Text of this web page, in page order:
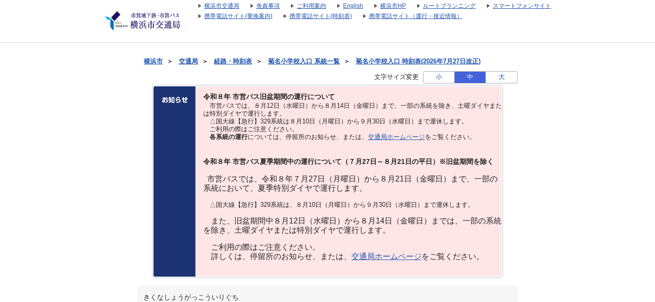
横浜市交通局 免責事項 ご利用案内 English 横浜市HP ルートプランニング
スマートフォンサイト
携帯電話サイト(乗換案内)
携帯電話サイト(時刻表) 携帯電話サイト（運行・接近情報）
横浜市 ＞ 交通局 ＞ 経路・時刻表 ＞ 菊名小学校入口 系統一覧 ＞ 菊名小学校入口 時刻表(2026年7月27日改正)
文字サイズ変更 小 中 大
令和８年 市営バス旧盆期間の運行について
市営バスでは、８⽉12⽇（水曜日）から８⽉14⽇（金曜日）まで、⼀部の系統を除き、⼟曜ダイヤまた
は特別ダイヤで運⾏します。
△国大線【急行】329系統は８月10日（月曜日）から９月30日（水曜日）まで運休します。
ご利用の際はご注意ください。
各系統の運行については、停留所のお知らせ、または、 交通局ホームページをご覧ください。
令和８年 市営バス夏季期間中の運行について（７月27日～８月21日の平日）※旧盆期間を除く
市営バスでは、令和８年７月27日（月曜日）から８月21日（金曜日）まで、一部の
系統において、夏季特別ダイヤで運行します。
△国大線【急行】329系統は、８月10日（月曜日）から９月30日（水曜日）まで運休します。
また、旧盆期間中８月12日（水曜日）から８月14日（金曜日）までは、一部の系統
を除き、土曜ダイヤまたは特別ダイヤで運行します。
ご利用の際はご注意ください。
詳しくは、停留所のお知らせ、または、 交通局ホームページをご覧ください。
きくなしょうがっこういりぐち